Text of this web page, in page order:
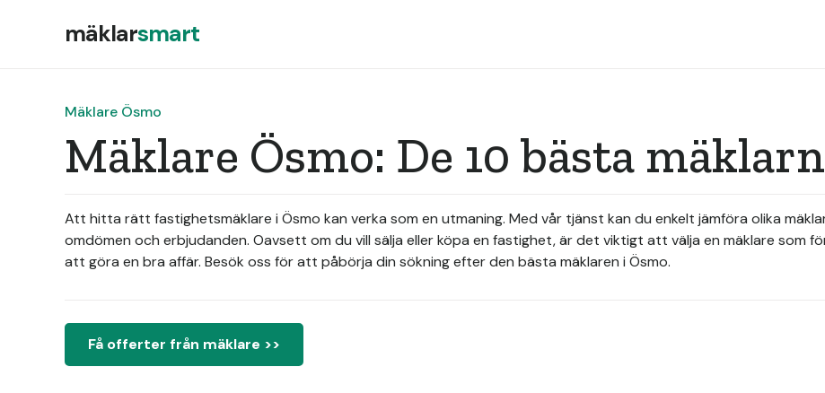
mäklarsmart
Mäklare Ösmo
Mäklare Ösmo: De 10 bästa
Att hitta rätt fastighetsmäklare i Ösmo kan verka som en utmaning. Med vår tjänst kan du enkelt jämföra olika
omdömen och erbjudanden. Oavsett om du vill sälja eller köpa en fastighet, är det viktigt att välja en mäklare som
att göra en bra affär. Besök oss för att påbörja din sökning efter den bästa mäklaren i Ösmo.
Få offerter från mäklare >>